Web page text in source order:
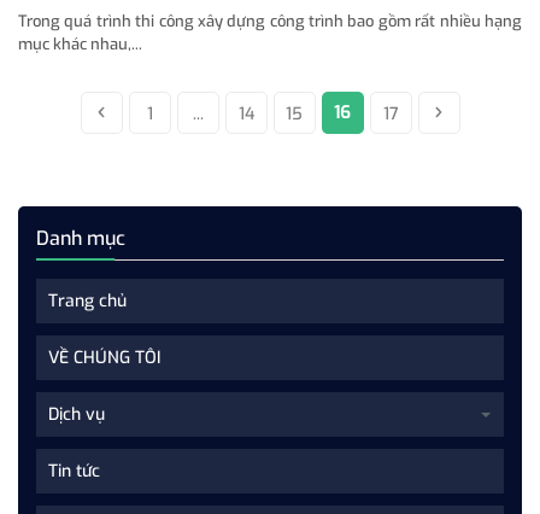
Trong quá trình thi công xây dựng công trình bao gồm rất nhiều hạng
mục khác nhau,...
1 ... 14 15 16 17
Danh mục
Trang chủ
VỀ CHÚNG TÔI
Dịch vụ
Tin tức